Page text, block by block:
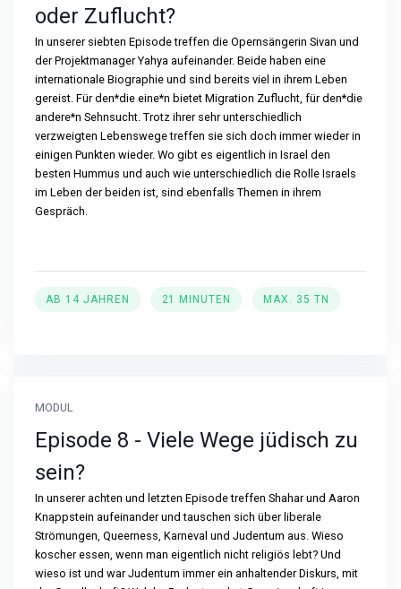
oder Zuflucht?
In unserer siebten Episode treffen die Opernsängerin Sivan und
der Projektmanager Yahya aufeinander. Beide haben eine
internationale Biographie und sind bereits viel in ihrem Leben
gereist. Für den*die eine*n bietet Migration Zuflucht, für den*die
andere*n Sehnsucht. Trotz ihrer sehr unterschiedlich
verzweigten Lebenswege treffen sie sich doch immer wieder in
einigen Punkten wieder. Wo gibt es eigentlich in Israel den
besten Hummus und auch wie unterschiedlich die Rolle Israels
im Leben der beiden ist, sind ebenfalls Themen in ihrem
Gespräch.
AB 14 JAHREN 21 MINUTEN MAX. 35 TN
MODUL
Episode 8 - Viele Wege jüdisch zu
sein?
In unserer achten und letzten Episode treffen Shahar und Aaron
Knappstein aufeinander und tauschen sich über liberale
Strömungen, Queerness, Karneval und Judentum aus. Wieso
koscher essen, wenn man eigentlich nicht religiös lebt? Und
wieso ist und war Judentum immer ein anhaltender Diskurs, mit